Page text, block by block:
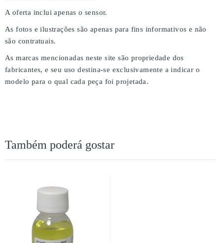
A oferta inclui apenas o sensor.
As fotos e ilustrações são apenas para fins informativos e não
são contratuais.
As marcas mencionadas neste site são propriedade dos
fabricantes, e seu uso destina-se exclusivamente a indicar o
modelo para o qual cada peça foi projetada.
Também poderá gostar